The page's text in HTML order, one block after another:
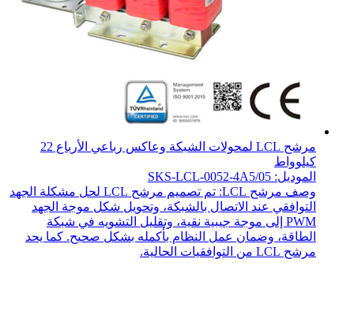
مرشح LCL لمحولات الشبكة وعاكس رباعي الأرباع 22
كيلوواط
الموديل: SKS-LCL-0052-4A5/05
وصف مرشح LCL: تم تصميم مرشح LCL لحل مشكلة الجهد
التوافقي عند الاتصال بالشبكة، وتحويل شكل موجة الجهد
PWM إلى موجة جيبية نقية، وتقليل التشويه في شبكة
الطاقة، وضمان عمل النظام بأكمله بشكل صحيح. كما يحد
مرشح LCL من التوافقيات الحالية.